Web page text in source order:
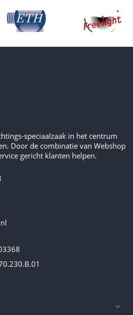
speciaalzaak in het centrum
Door de combinatie van Webshop
gericht klanten helpen.